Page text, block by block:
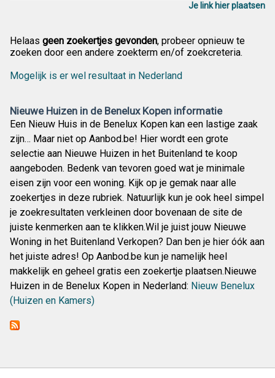
Je link hier plaatsen
Helaas geen zoekertjes gevonden, probeer opnieuw te
zoeken door een andere zoekterm en/of zoekcreteria.
Mogelijk is er wel resultaat in Nederland
Nieuwe Huizen in de Benelux Kopen informatie
Een Nieuw Huis in de Benelux Kopen kan een lastige zaak
zijn… Maar niet op Aanbod.be! Hier wordt een grote
selectie aan Nieuwe Huizen in het Buitenland te koop
aangeboden. Bedenk van tevoren goed wat je minimale
eisen zijn voor een woning. Kijk op je gemak naar alle
zoekertjes in deze rubriek. Natuurlijk kun je ook heel simpel
je zoekresultaten verkleinen door bovenaan de site de
juiste kenmerken aan te klikken.Wil je juist jouw Nieuwe
Woning in het Buitenland Verkopen? Dan ben je hier óók aan
het juiste adres! Op Aanbod.be kun je namelijk heel
makkelijk en geheel gratis een zoekertje plaatsen.Nieuwe
Huizen in de Benelux Kopen in Nederland: Nieuw Benelux
(Huizen en Kamers)